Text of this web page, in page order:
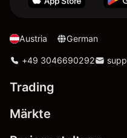
Austria German
+49 3046690292
Trading
Märkte